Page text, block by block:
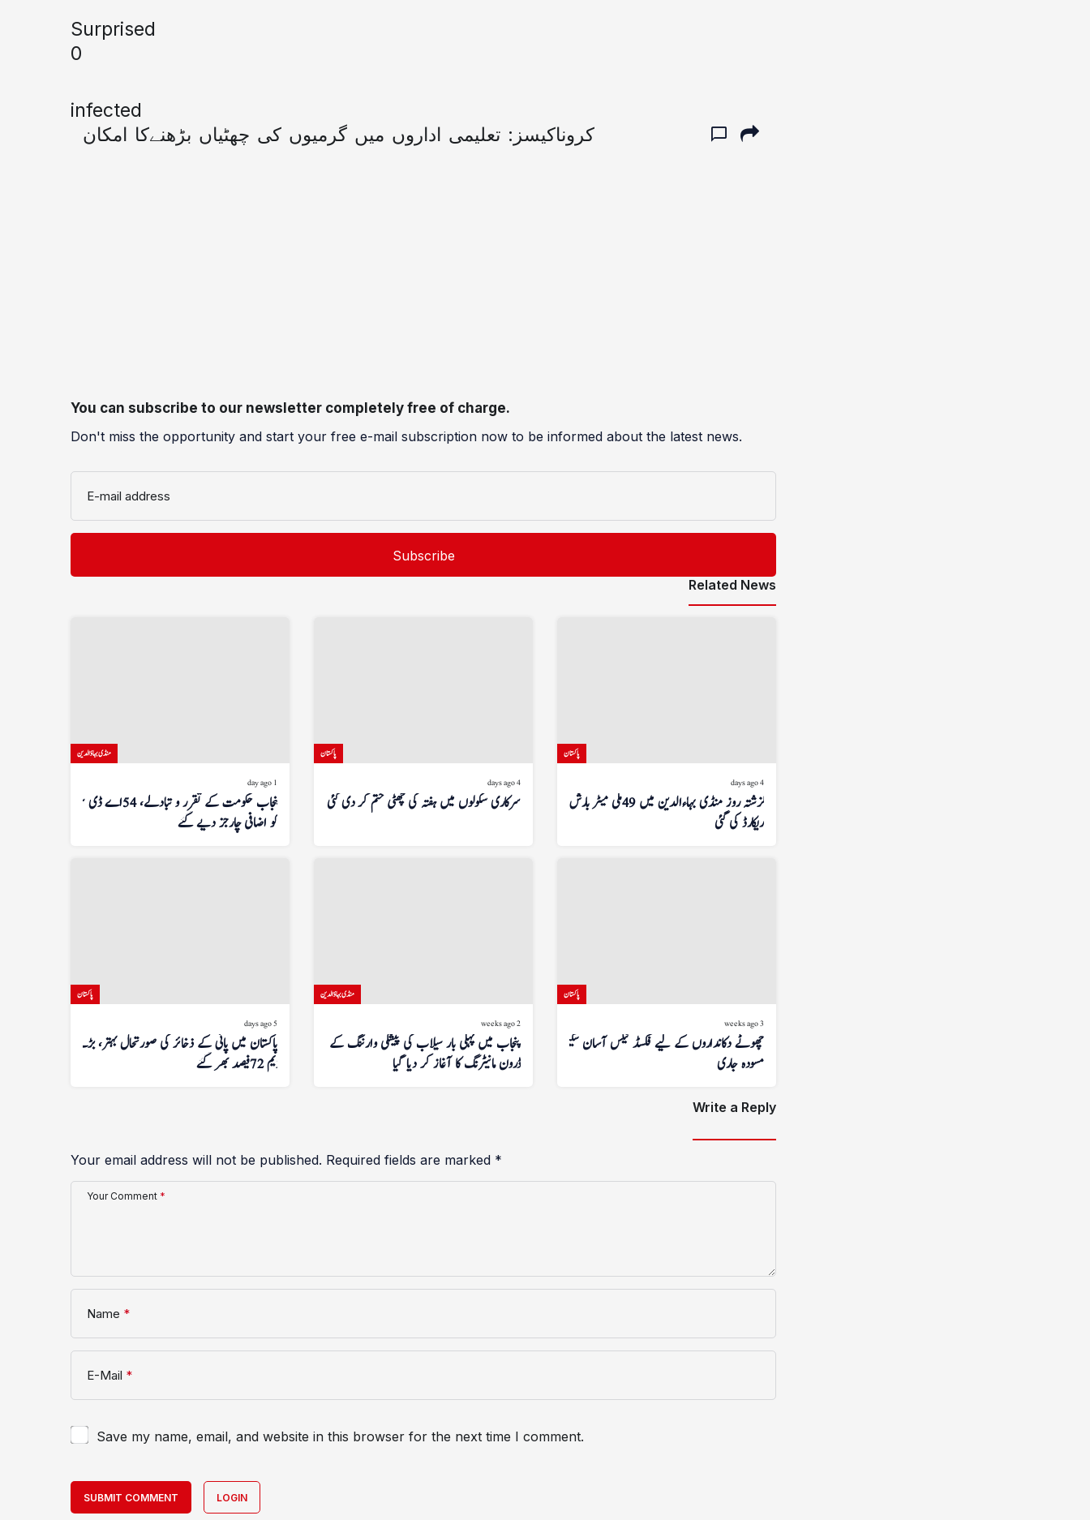
Surprised
0
infected
کروناکیسز: تعلیمی اداروں میں گرمیوں کی چھٹیاں بڑھنےکا امکان
You can subscribe to our newsletter completely free of charge.
Don't miss the opportunity and start your free e-mail subscription now to be informed about the latest news.
E-mail address
Related News
منڈی بہاؤالدین
1 day ago
پنجاب حکومت کے تقرر و تبادلے، 54 اے ڈی سیز
کو اضافی چارجز دیے گئے
پاکستان
4 days ago
سرکاری سکولوں میں ہفتہ کی چھٹی ختم کر دی گئی
پاکستان
4 days ago
گزشتہ روز منڈی بہاءالدین میں 49 ملی میٹر بارش
ریکارڈ کی گئی
پاکستان
5 days ago
پاکستان میں پانی کے ذخائر کی صورتحال بہتر، بڑے
ڈیم 72 فیصد بھر گئے
منڈی بہاؤالدین
2 weeks ago
پنجاب میں پہلی بار سیلاب کی پیشگی وارننگ کے لیے
ڈرون مانیٹرنگ کا آغاز کر دیا گیا
پاکستان
3 weeks ago
چھوٹے دکانداروں کے لیے فکسڈ ٹیکس آسان سکیم کا
مسودہ جاری
Write a Reply
Your email address will not be published. Required fields are marked *
Your Comment *
Name *
E-Mail *
Save my name, email, and website in this browser for the next time I comment.
SUBMIT COMMENT LOGIN